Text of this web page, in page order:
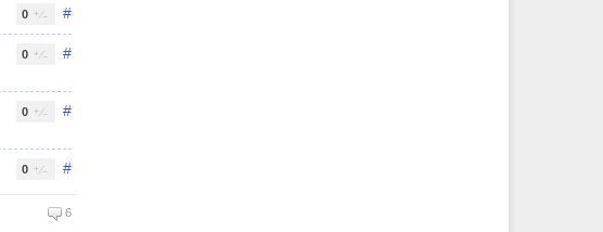
#
0
#
0
#
0
#
0
6